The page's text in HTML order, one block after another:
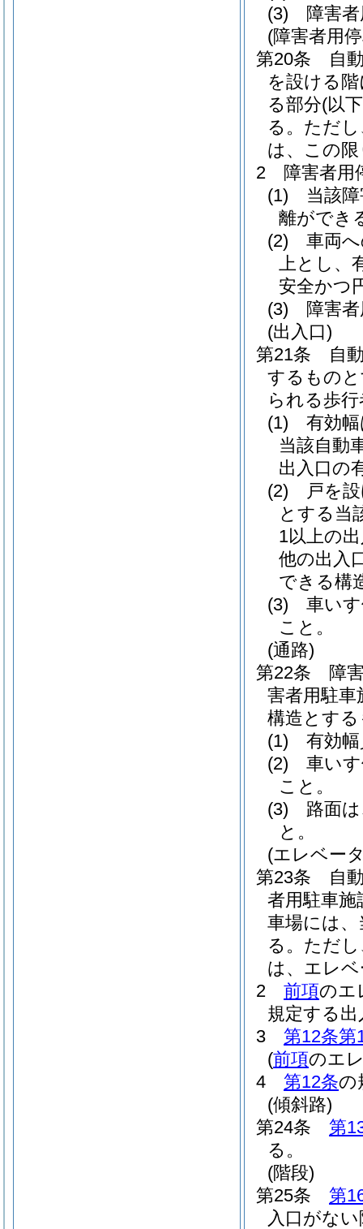
(3)
障害
(障害者用
第20条
自
を設ける
る部分(以
る。 ただ
は、この
2
障害者用
(1)
当該
離ができ
(2)
車両
上とし、
安全かつ
(3)
障害
(出入口)
第21条
自
するもの
られる歩
(1)
有効
当該自動
出入口の
(2)
戸を
とする当
1以上の
他の出入
できる構
(3)
車い
こと。
(通路)
第22条
障
害者用駐
構造とす
(1)
有効
(2)
車い
こと。
(3)
路面
と。
(エレベー
第23条
自
者用駐車
車場には
る。 ただ
は、エレ
2
前項のエ
規定する
3
第12条第
(前項のエ
4
第12条の
(傾斜路)
第24条
第
る。
(階段)
第25条
第
入口がな